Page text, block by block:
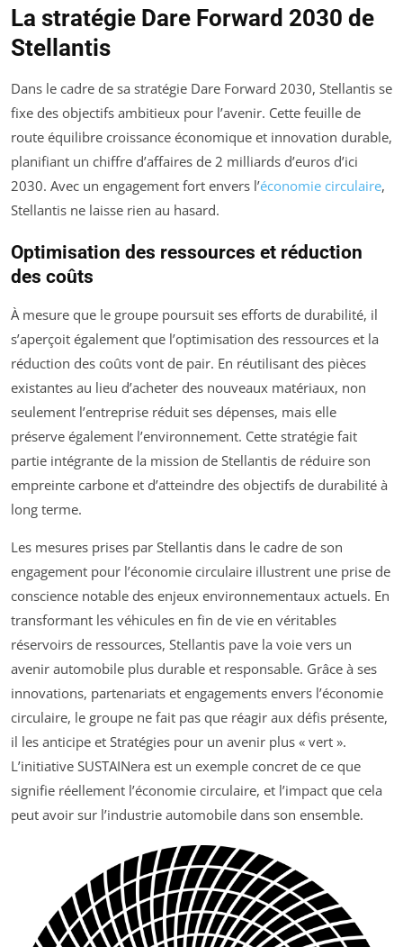
La stratégie Dare Forward 2030 de
Stellantis
Dans le cadre de sa stratégie Dare Forward 2030, Stellantis se
fixe des objectifs ambitieux pour l’avenir. Cette feuille de
route équilibre croissance économique et innovation durable,
planifiant un chiffre d’affaires de 2 milliards d’euros d’ici
2030. Avec un engagement fort envers l’économie circulaire,
Stellantis ne laisse rien au hasard.
Optimisation des ressources et réduction
des coûts
À mesure que le groupe poursuit ses efforts de durabilité, il
s’aperçoit également que l’optimisation des ressources et la
réduction des coûts vont de pair. En réutilisant des pièces
existantes au lieu d’acheter des nouveaux matériaux, non
seulement l’entreprise réduit ses dépenses, mais elle
préserve également l’environnement. Cette stratégie fait
partie intégrante de la mission de Stellantis de réduire son
empreinte carbone et d’atteindre des objectifs de durabilité à
long terme.
Les mesures prises par Stellantis dans le cadre de son
engagement pour l’économie circulaire illustrent une prise de
conscience notable des enjeux environnementaux actuels. En
transformant les véhicules en fin de vie en véritables
réservoirs de ressources, Stellantis pave la voie vers un
avenir automobile plus durable et responsable. Grâce à ses
innovations, partenariats et engagements envers l’économie
circulaire, le groupe ne fait pas que réagir aux défis présente,
il les anticipe et Stratégies pour un avenir plus « vert ».
L’initiative SUSTAINera est un exemple concret de ce que
signifie réellement l’économie circulaire, et l’impact que cela
peut avoir sur l’industrie automobile dans son ensemble.